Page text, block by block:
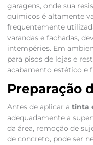
garagens, onde sua
químicos é altamente
frequentemente
varandas e fachadas,
intempéries. Em
para pisos de lojas e
acabamento estético e
Preparação
Antes de aplicar a tinta
adequadamente a
da área, remoção de
de concreto, pode ser